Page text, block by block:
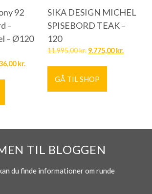
92
–
– Ø120
kr.
SIKA DESIGN MICHEL
SPISEBORD TEAK –
120
11.995,00kr. 9.775,00kr.
GÅ TIL SHOP
TIL BLOGGEN
du finde informationer om runde